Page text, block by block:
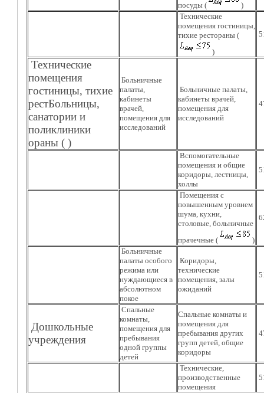
посуды (
)
Технические
помещения гостиницы,
тихие рестораны (
)
Технические
помещения
гостиницы, тихие
рестБольницы,
санатории и
поликлиники
ораны ( )
Больничные
палаты,
кабинеты
врачей,
помещения для
исследований
Больничные палаты,
кабинеты врачей,
помещения для
исследований
Вспомогательные
помещения и общие
коридоры, лестницы,
холлы
Помещения с
повышенным уровнем
шума, кухни,
столовые, больничные
прачечные (
)
Больничные
палаты особого
режима или
нуждающиеся в
абсолютном
покое
Коридоры,
технические
помещения, залы
ожиданий
Дошкольные
учреждения
Спальные
комнаты,
помещения для
пребывания
одной группы
детей
Спальные комнаты и
помещения для
пребывания других
групп детей, общие
коридоры
Технические,
производственные
помещения